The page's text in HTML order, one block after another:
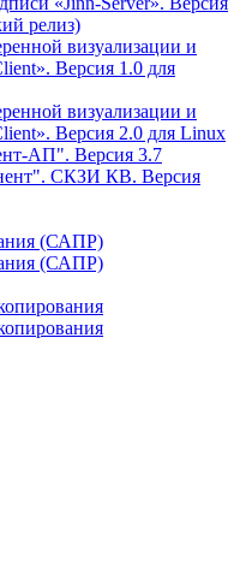
релиз)
визуализации и
Версия 1.0 для
визуализации и
Версия 2.0 для Linux
АП". Версия 3.7
СКЗИ КВ. Версия
(САПР)
(САПР)